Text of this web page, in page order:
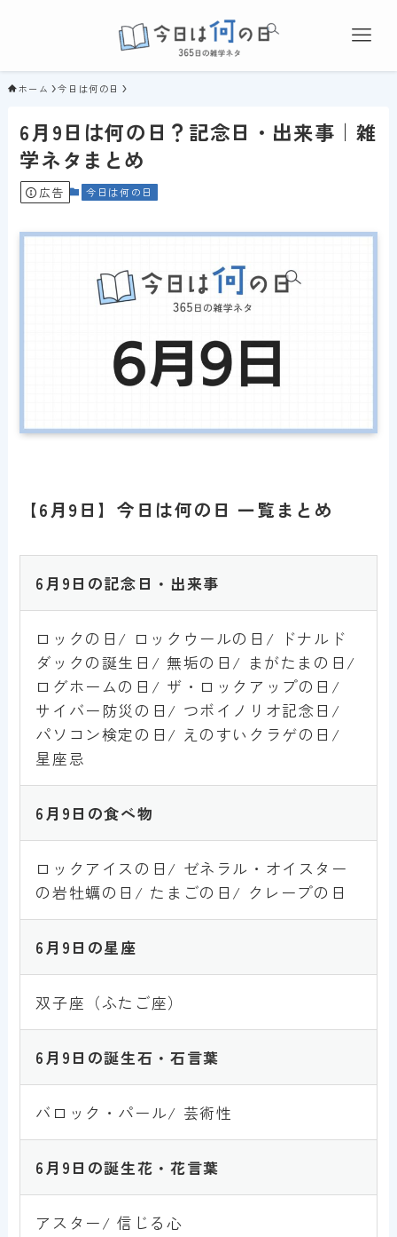
ホーム 今日は何の日
6月9日は何の日？記念日・出来事｜雑
学ネタまとめ
広告 今日は何の日
【6月9日】今日は何の日 一覧まとめ
6 月9日の記念日・出来事
ロックの日/ ロックウールの日/ ドナルド
ダックの誕生日/ 無垢の日/ まがたまの日/
ログホームの日/ ザ・ロックアップの日/
サイバー防災の日/ つボイノリオ記念日/
パソコン検定の日/ えのすいクラゲの日/
星座忌
6月9日 の食べ物
ロックアイスの日/ ゼネラル・オイスター
の岩牡蠣の日/ たまごの日/ クレープの日
6月9日 の星座
双子座（ふたご座）
6月9日 の誕生石・石言葉
バロック・パール/ 芸術性
6月9日 の誕生花・花言葉
アスター/ 信じる心